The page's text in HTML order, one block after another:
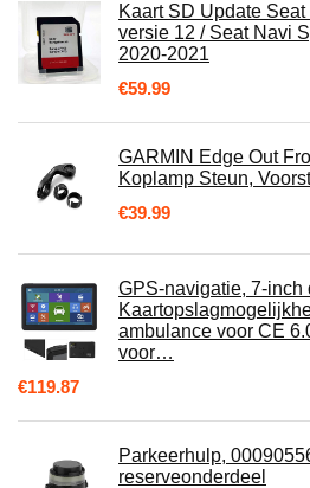
Kaart SD Update
versie 12 / Seat Navi
2020-2021
€59.99
GARMIN Edge Out
Koplamp Steun,
€39.99
GPS-navigatie, 7-inch
ambulance voor CE
voor…
€119.87
Parkeerhulp,
reserveonderdeel